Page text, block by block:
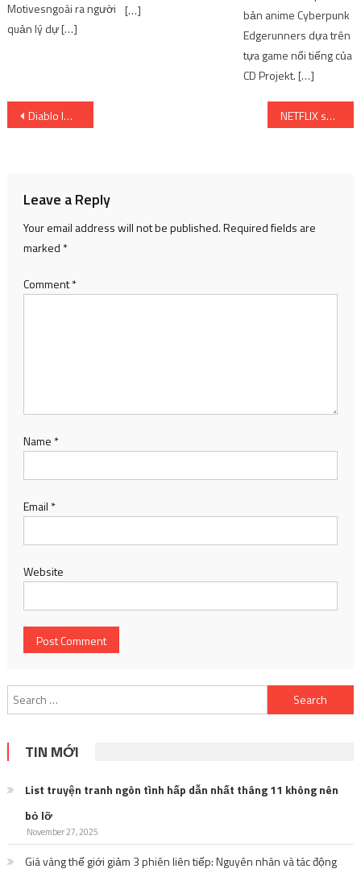
Motivesngoài ra người
quản lý dự […]
[…]
bản anime Cyberpunk
Edgerunners dựa trên
tựa game nổi tiếng của
CD Projekt. […]
Post
Diablo Immortal lọt top 10 game di động có doanh thu cao nhất | SharingFunVN NETFLIX sẽ chuyển sang anime hàng tuần
Leave a Reply
Your email address will not be published.Required fields are
marked *
Comment*
Name *
Email *
Website
Search
for:
TIN MỚI
List truyện tranh ngôn tình hấp dẫn nhất tháng 11 không nên
bỏ lỡ
November 27, 2025
Giá vàng thế giới giảm 3 phiên liên tiếp: Nguyên nhân và tác động